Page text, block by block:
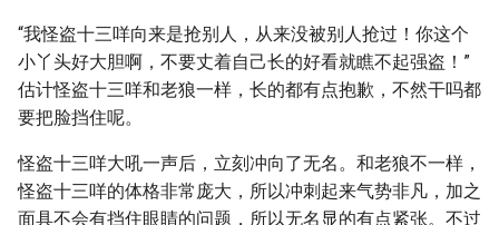
“我怪盗十三咩向来是抢别人，从来没被别人抢过！你这个
小丫头好大胆啊，不要丈着自己长的好看就瞧不起强盗！”
估计怪盗十三咩和老狼一样，长的都有点抱歉，不然干吗都
要把脸挡住呢。
怪盗十三咩大吼一声后，立刻冲向了无名。和老狼不一样，
怪盗十三咩的体格非常庞大，所以冲刺起来气势非凡，加之
面具不会有挡住眼睛的问题，所以无名显的有点紧张。不过